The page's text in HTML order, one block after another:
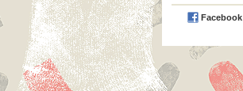
Facebook